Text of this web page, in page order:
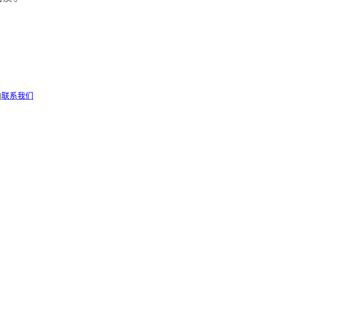
|联系我们